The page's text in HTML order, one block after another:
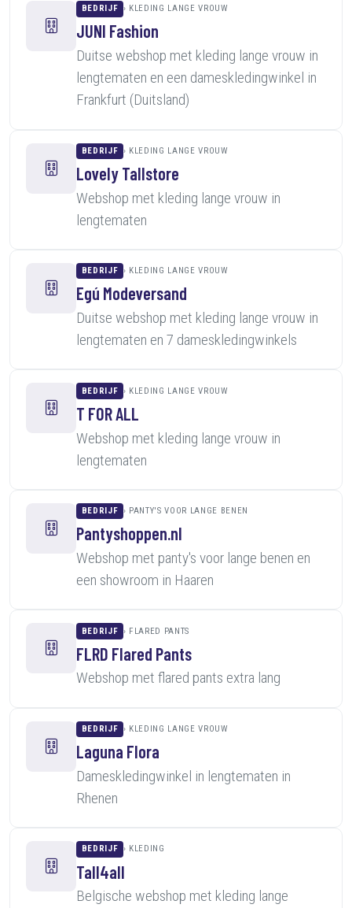
BEDRIJF KLEDING LANGE VROUW
JUNI Fashion
Duitse webshop met kleding lange vrouw in
lengtematen en een dameskledingwinkel in
Frankfurt (Duitsland)
BEDRIJF KLEDING LANGE VROUW
Lovely Tallstore
Webshop met kleding lange vrouw in
lengtematen
BEDRIJF KLEDING LANGE VROUW
Egú Modeversand
Duitse webshop met kleding lange vrouw in
lengtematen en 7 dameskledingwinkels
BEDRIJF KLEDING LANGE VROUW
T FOR ALL
Webshop met kleding lange vrouw in
lengtematen
BEDRIJF PANTY'S VOOR LANGE BENEN
Pantyshoppen.nl
Webshop met panty's voor lange benen en
een showroom in Haaren
BEDRIJF FLARED PANTS
FLRD Flared Pants
Webshop met flared pants extra lang
BEDRIJF KLEDING LANGE VROUW
Laguna Flora
Dameskledingwinkel in lengtematen in
Rhenen
BEDRIJF KLEDING
Tall4all
Belgische webshop met kleding lange